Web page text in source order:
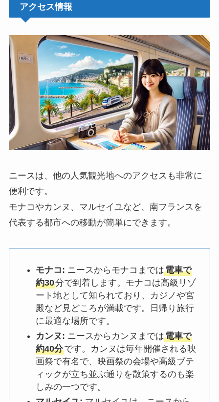
アクセス情報
ニースは、他の人気観光地へのアクセスも非常に
便利です。
モナコやカンヌ、マルセイユなど、南フランスを
代表する都市への移動が簡単にできます。
モナコ: ニースからモナコまでは電車で
約30分で到着します。モナコは高級リゾ
ート地として知られており、カジノや宮
殿など見どころが満載です。日帰り旅行
に最適な場所です。
カンヌ: ニースからカンヌまでは電車で
約40分です。カンヌは毎年開催される映
画祭で有名で、映画祭の会場や高級ブテ
ィックが立ち並ぶ通りを散策するのも楽
しみの一つです。